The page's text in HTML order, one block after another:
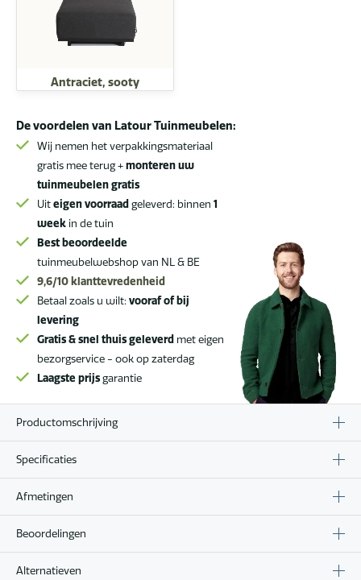
Antraciet, sooty
De voordelen van Latour Tuinmeubelen:
Wij nemen het verpakkingsmateriaal
gratis mee terug +monteren uw
tuinmeubelen gratis
Uiteigen voorraad geleverd: binnen 1
week in de tuin
Best beoordeelde
tuinmeubelwebshop van NL & BE
9,6/10 klanttevredenheid
Betaal zoals u wilt: vooraf of bij
levering
Gratis & snel thuis geleverd met eigen
bezorgservice - ook op zaterdag
Laagste prijsgarantie
Productomschrijving
Specificaties
Afmetingen
Beoordelingen
Alternatieven